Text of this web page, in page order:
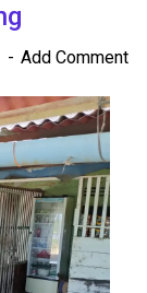
Add Comment